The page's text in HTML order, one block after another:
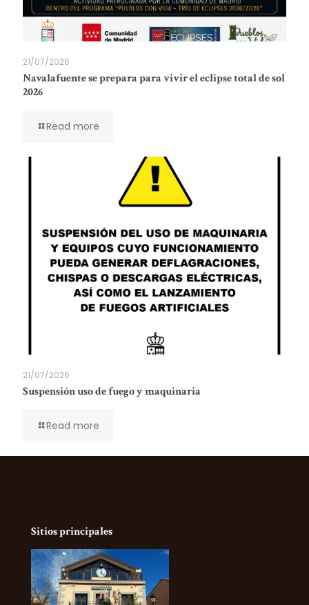
21/07/2026
Navalafuente se prepara para vivir el eclipse total de sol
2026
Read more
21/07/2026
Suspensión uso de fuego y maquinaria
Read more
Sitios principales